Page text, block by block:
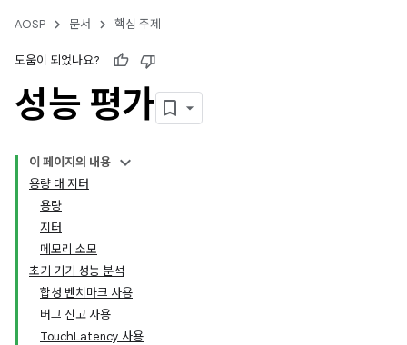
AOSP 문서 핵심 주제
도움이 되었나요?
성능 평가
이 페이지의 내용
용량 대 지터
용량
지터
메모리 소모
초기 기기 성능 분석
합성 벤치마크 사용
버그 신고 사용
TouchLatency 사용